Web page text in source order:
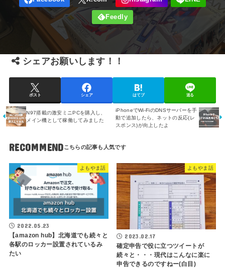
シェアお願いします！！
ポスト シェア はてブ 送る
iPhoneでWi-FiのDNSサーバーを手
動で追加したら、ネットの反応(レ
スポンス)が向上したよ
N97搭載の激安ミニPCを購入し、
メイン機として稼働してみました
RECOMMEND
よもやま話
2022.05.23
【amazon hub】北海道でも続々と
各駅のロッカー設置されているみ
たい
よもやま話
2023.02.17
確定申告で役に立つツイートが
続々と・・・現代はこんなに楽に
申告できるのですねー(白目)